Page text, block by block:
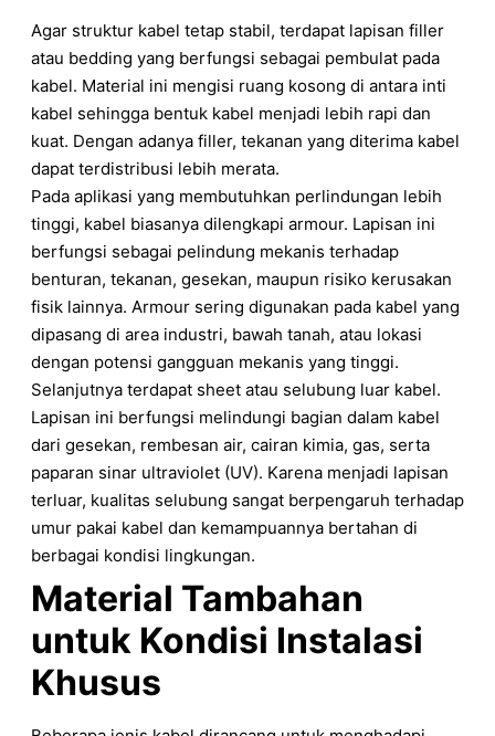
Agar struktur kabel tetap stabil, terdapat lapisan filler
atau bedding yang berfungsi sebagai pembulat pada
kabel. Material ini mengisi ruang kosong di antara inti
kabel sehingga bentuk kabel menjadi lebih rapi dan
kuat. Dengan adanya filler, tekanan yang diterima kabel
dapat terdistribusi lebih merata.
Pada aplikasi yang membutuhkan perlindungan lebih
tinggi, kabel biasanya dilengkapi armour. Lapisan ini
berfungsi sebagai pelindung mekanis terhadap
benturan, tekanan, gesekan, maupun risiko kerusakan
fisik lainnya. Armour sering digunakan pada kabel yang
dipasang di area industri, bawah tanah, atau lokasi
dengan potensi gangguan mekanis yang tinggi.
Selanjutnya terdapat sheet atau selubung luar kabel.
Lapisan ini berfungsi melindungi bagian dalam kabel
dari gesekan, rembesan air, cairan kimia, gas, serta
paparan sinar ultraviolet (UV). Karena menjadi lapisan
terluar, kualitas selubung sangat berpengaruh terhadap
umur pakai kabel dan kemampuannya bertahan di
berbagai kondisi lingkungan.
Material Tambahan
untuk Kondisi Instalasi
Khusus